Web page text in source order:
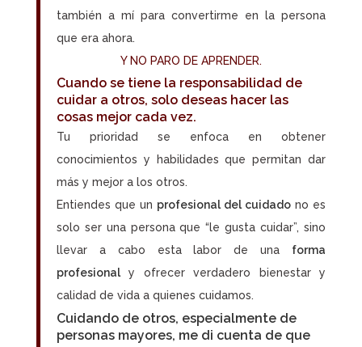
también a mí para convertirme en la persona
que era ahora.
Y NO PARO DE APRENDER.
Cuando se tiene la responsabilidad de
cuidar a otros, solo deseas hacer las
cosas mejor cada vez.
Tu prioridad se enfoca en obtener
conocimientos y habilidades que permitan dar
más y mejor a los otros.
Entiendes que un profesional del cuidado no es
solo ser una persona que “le gusta cuidar”, sino
llevar a cabo esta labor de una forma
profesionaly ofrecer verdadero bienestar y
calidad de vida a quienes cuidamos.
Cuidando de otros, especialmente de
personas mayores, me di cuenta de que